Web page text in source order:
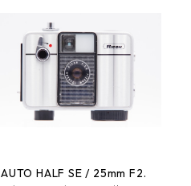
AUTO HALF SE / 25mm F2.